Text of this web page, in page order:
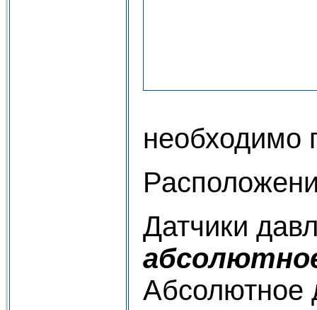
необходимо
Датчики
Абсолютное